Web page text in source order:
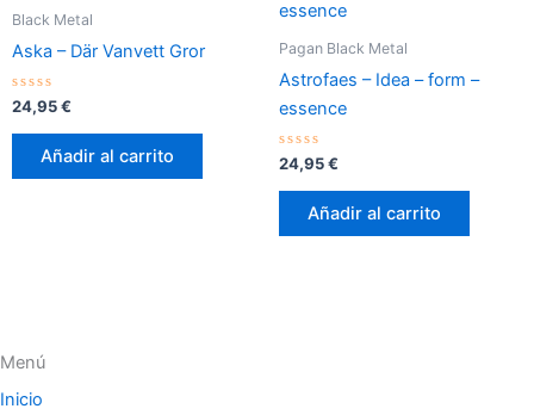
Black Metal
Aska – Där Vanvett Gror
Valorado
con
0
24,95€
Añadir al carrito
Pagan Black Metal
Astrofaes – Idea – form –
essence
Valorado
con
0
24,95€
Añadir al carrito
Menú
Inicio